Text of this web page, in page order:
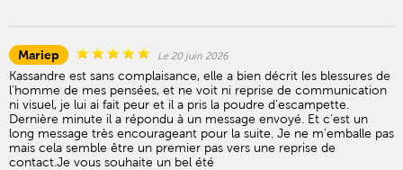
Mariep Le 20 juin 2026
Kassandre est sans complaisance, elle a bien décrit les blessures de
l'homme de mes pensées, et ne voit ni reprise de communication
ni visuel, je lui ai fait peur et il a pris la poudre d'escampette.
Dernière minute il a répondu à un message envoyé. Et c'est un
long message très encourageant pour la suite. Je ne m'emballe pas
mais cela semble être un premier pas vers une reprise de
contact.Je vous souhaite un bel été